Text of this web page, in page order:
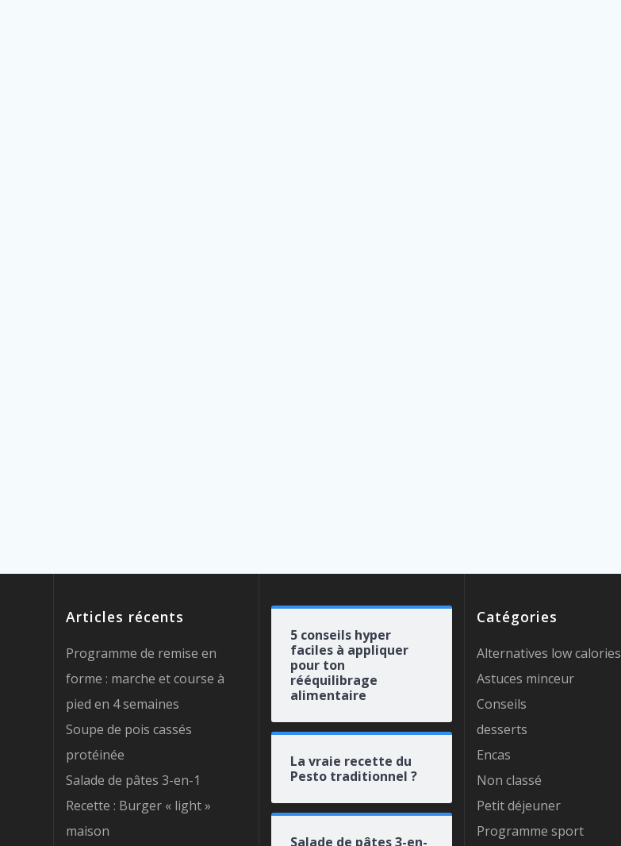
Articles récents
Programme de remise en
forme : marche et course à
pied en 4 semaines
Soupe de pois cassés
protéinée
Salade de pâtes 3-en-1
Recette : Burger « light »
maison
5 conseils hyper
faciles à appliquer
pour ton
rééquilibrage
alimentaire
La vraie recette du
Pesto traditionnel ?
Salade de pâtes 3-en-
Catégories
Alternatives low calories
Astuces minceur
Conseils
desserts
Encas
Non classé
Petit déjeuner
Programme sport